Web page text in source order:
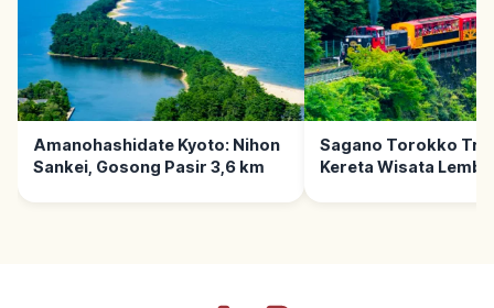
Amanohashidate Kyoto: Nihon
Sankei, Gosong Pasir 3,6 km
Sagano Torokko
Kereta Wisata